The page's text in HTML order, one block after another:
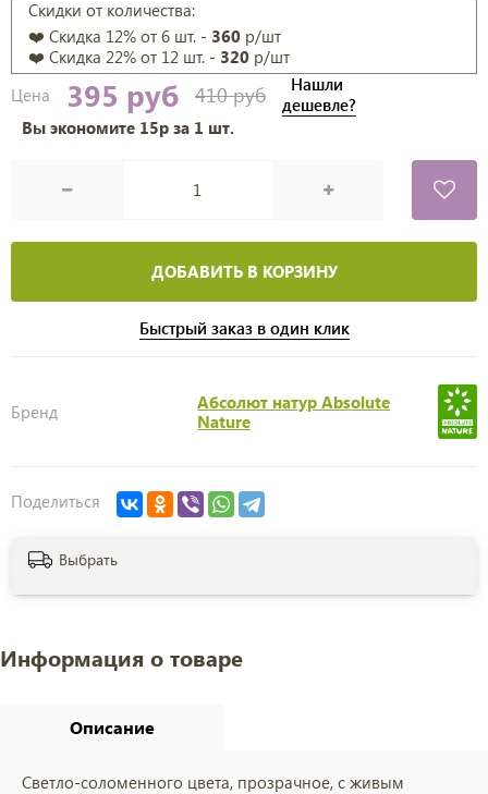
Скидки от количества:
❤️ Скидка 12% от 6 шт. - 360 р/шт
❤️ Скидка 22% от 12 шт. - 320 р/шт
Цена
395 руб 410 руб
Нашли
дешевле?
Вы экономите 15р за 1 шт.
ДОБАВИТЬ В КОРЗИНУ
Быстрый заказ в один клик
Бренд
Абсолют натур Absolute
Nature
Поделиться
Выбрать
Информация о товаре
Описание
Светло-соломенного цвета, прозрачное, с живым